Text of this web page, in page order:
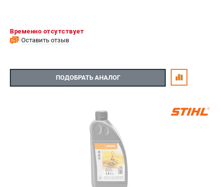
Временно отсутствует
Оставить отзыв
ПОДОБРАТЬ АНАЛОГ